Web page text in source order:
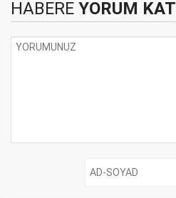
HABERE YORUM KAT